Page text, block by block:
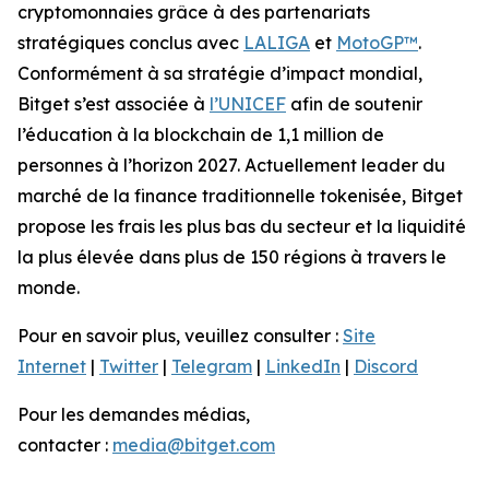
cryptomonnaies grâce à des partenariats
stratégiques conclus avec LALIGA et MotoGP™.
Conformément à sa stratégie d’impact mondial,
Bitget s’est associée à l’UNICEF afin de soutenir
l’éducation à la blockchain de 1,1 million de
personnes à l’horizon 2027. Actuellement leader du
marché de la finance traditionnelle tokenisée, Bitget
propose les frais les plus bas du secteur et la liquidité
la plus élevée dans plus de 150 régions à travers le
monde.
Pour en savoir plus, veuillez consulter : Site
Internet | Twitter | Telegram | LinkedIn | Discord
Pour les demandes médias,
contacter : media@bitget.com